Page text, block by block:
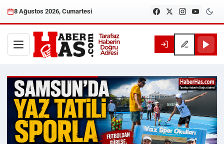
8 Ağustos 2026, Cumartesi
Haberhas — Samsun Son